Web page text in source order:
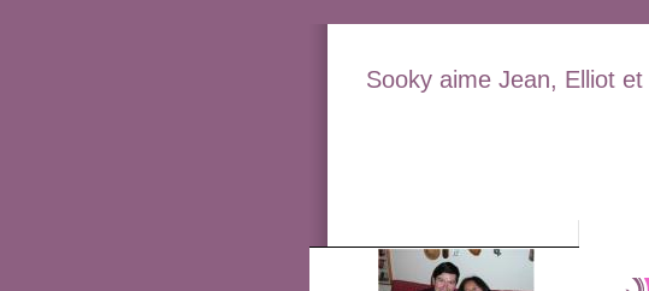
Sooky aime Jean, Elliot